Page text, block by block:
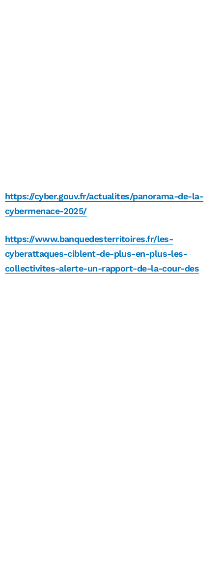
https://cyber.gouv.fr/actualites/panorama-de-la-
cybermenace-2025/
https://www.banquedesterritoires.fr/les-
cyberattaques-ciblent-de-plus-en-plus-les-
collectivites-alerte-un-rapport-de-la-cour-des